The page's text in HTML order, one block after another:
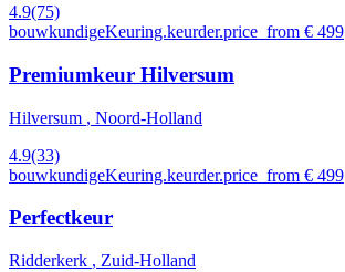
4.9(75)
bouwkundigeKeuring.keurder.price_from € 499
Premiumkeur Hilversum
Hilversum , Noord-Holland
4.9(33)
bouwkundigeKeuring.keurder.price_from € 499
Perfectkeur
Ridderkerk , Zuid-Holland